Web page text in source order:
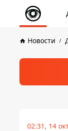
Новости
02:31, 14